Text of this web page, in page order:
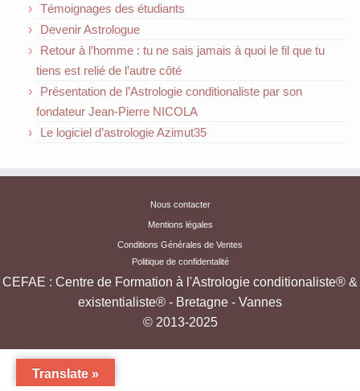
Témoignages des étudiants
Devenir Astrologue
Retour à l’homme : tu ne sais jamais à quoi le fil que tu
tiens est relié de l’autre côté
Présentation de l’Astrologie conditionaliste par son
fondateur Jean-Pierre NICOLA
Le logiciel d’astrologie Azimut35
Nous contacter
Mentions légales
Conditions Générales de Ventes
Politique de confidentalité
CEFAE : Centre de Formation à l'Astrologie conditionaliste® &
existentialiste® - Bretagne - Vannes
© 2013-2025
Translate »